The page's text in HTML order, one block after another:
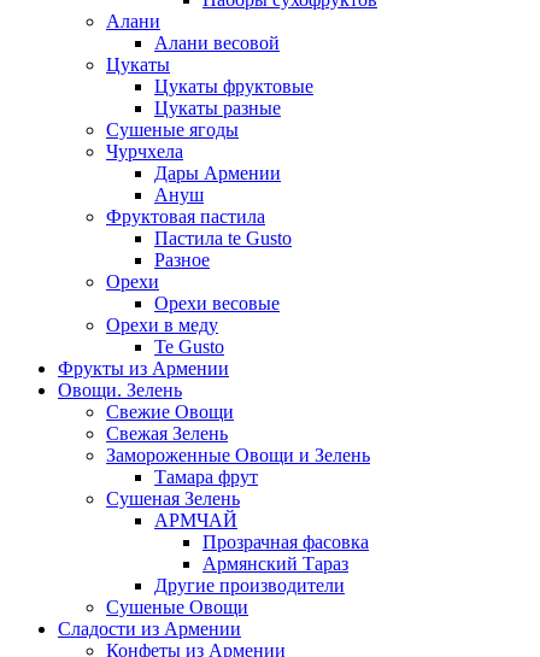
Алани
Алани весовой
Цукаты
Цукаты фруктовые
Цукаты разные
Сушеные ягоды
Чурчхела
Дары Армении
Ануш
Фруктовая пастила
Пастила te Gusto
Разное
Орехи
Орехи весовые
Орехи в меду
Te Gusto
Фрукты из Армении
Овощи. Зелень
Свежие Овощи
Свежая Зелень
Замороженные Овощи и Зелень
Тамара фрут
Сушеная Зелень
АРМЧАЙ
Прозрачная фасовка
Армянский Тараз
Другие производители
Сушеные Овощи
Сладости из Армении
Конфеты из Армении